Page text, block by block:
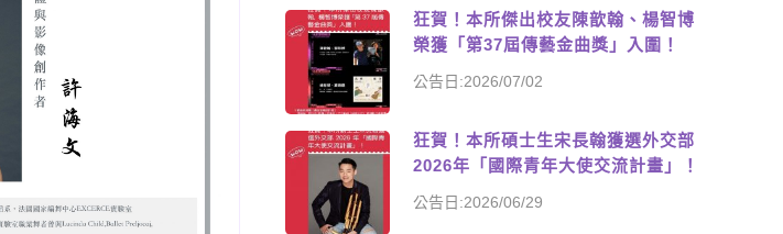
狂賀！本所傑出校友陳歆翰、楊智博
榮獲「第37屆傳藝金曲獎」入圍！
公告日:2026/07/02
狂賀！本所碩士生宋長翰獲選外交部
2026年「國際青年大使交流計畫」！
公告日:2026/06/29